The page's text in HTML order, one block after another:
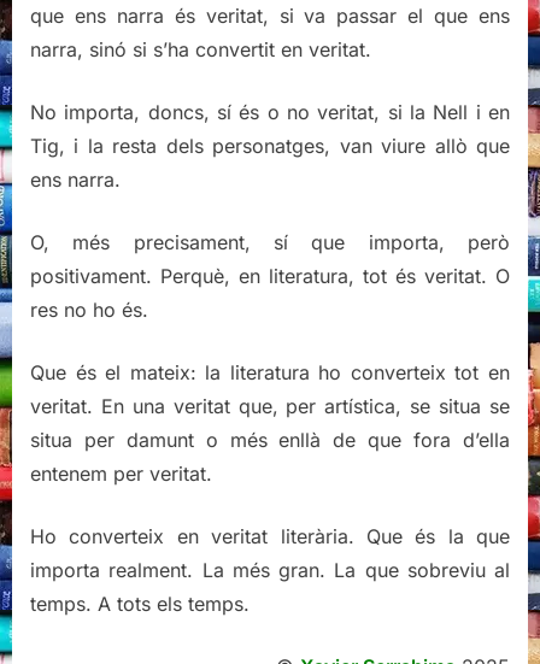
que ens narra és veritat, si va passar el que ens
narra, sinó si s’ha convertit en veritat.
No importa, doncs, sí és o no veritat, si la Nell i en
Tig, i la resta dels personatges, van viure allò que
ens narra.
O, més precisament, sí que importa, però
positivament. Perquè, en literatura, tot és veritat. O
res no ho és.
Que és el mateix: la literatura ho converteix tot en
veritat. En una veritat que, per artística, se situa se
situa per damunt o més enllà de que fora d’ella
entenem per veritat.
Ho converteix en veritat literària. Que és la que
importa realment. La més gran. La que sobreviu al
temps. A tots els temps.